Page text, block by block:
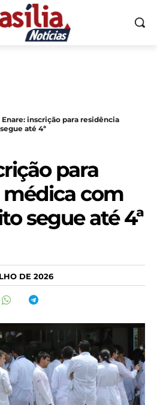
Enare: inscrição para residência
até 4ª
para
com
segue até 4ª
DE 2026